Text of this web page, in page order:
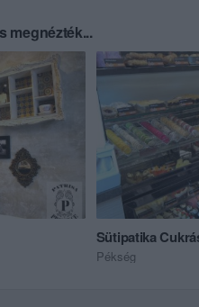
megnézték...
Sütipatika
Pékség